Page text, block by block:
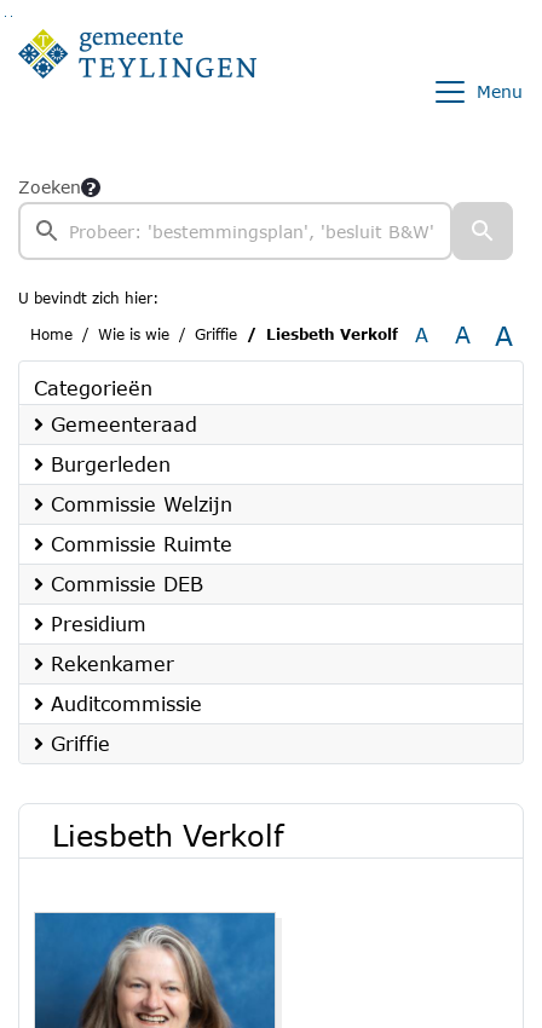
Ga naar de inhoud van deze pagina
Ga naar het zoeken
Ga naar het menu
Menu
Zoeken
U bevindt zich hier:
Home
Wie is wie Griffie Liesbeth Verkolf A A A
Categorieën
Gemeenteraad
Burgerleden
Commissie Welzijn
Commissie Ruimte
Commissie DEB
Presidium
Rekenkamer
Auditcommissie
Griffie
Liesbeth Verkolf